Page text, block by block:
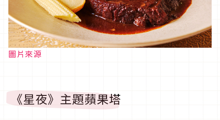
圖片來源
《星夜》主題蘋果塔